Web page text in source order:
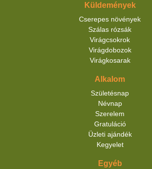
Küldemények
Cserepes növények
Szálas rózsák
Virágcsokrok
Virágdobozok
Virágkosarak
Alkalom
Születésnap
Névnap
Szerelem
Gratuláció
Üzleti ajándék
Kegyelet
Egyéb